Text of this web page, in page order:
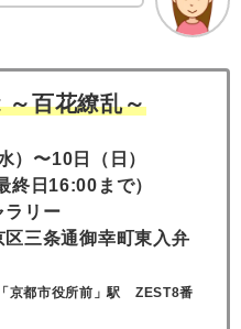
百花繚乱～
）〜10日（日）
終日16:00まで）
ラリー
条通御幸町東入弁
京都市役所前」駅 ZEST8番